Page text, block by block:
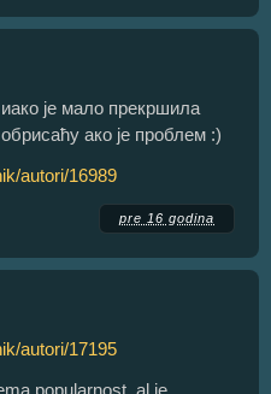
је мало прекршила
ако је проблем :)
autori/16989
pre 16 godina
autori/17195
popularnost, al je